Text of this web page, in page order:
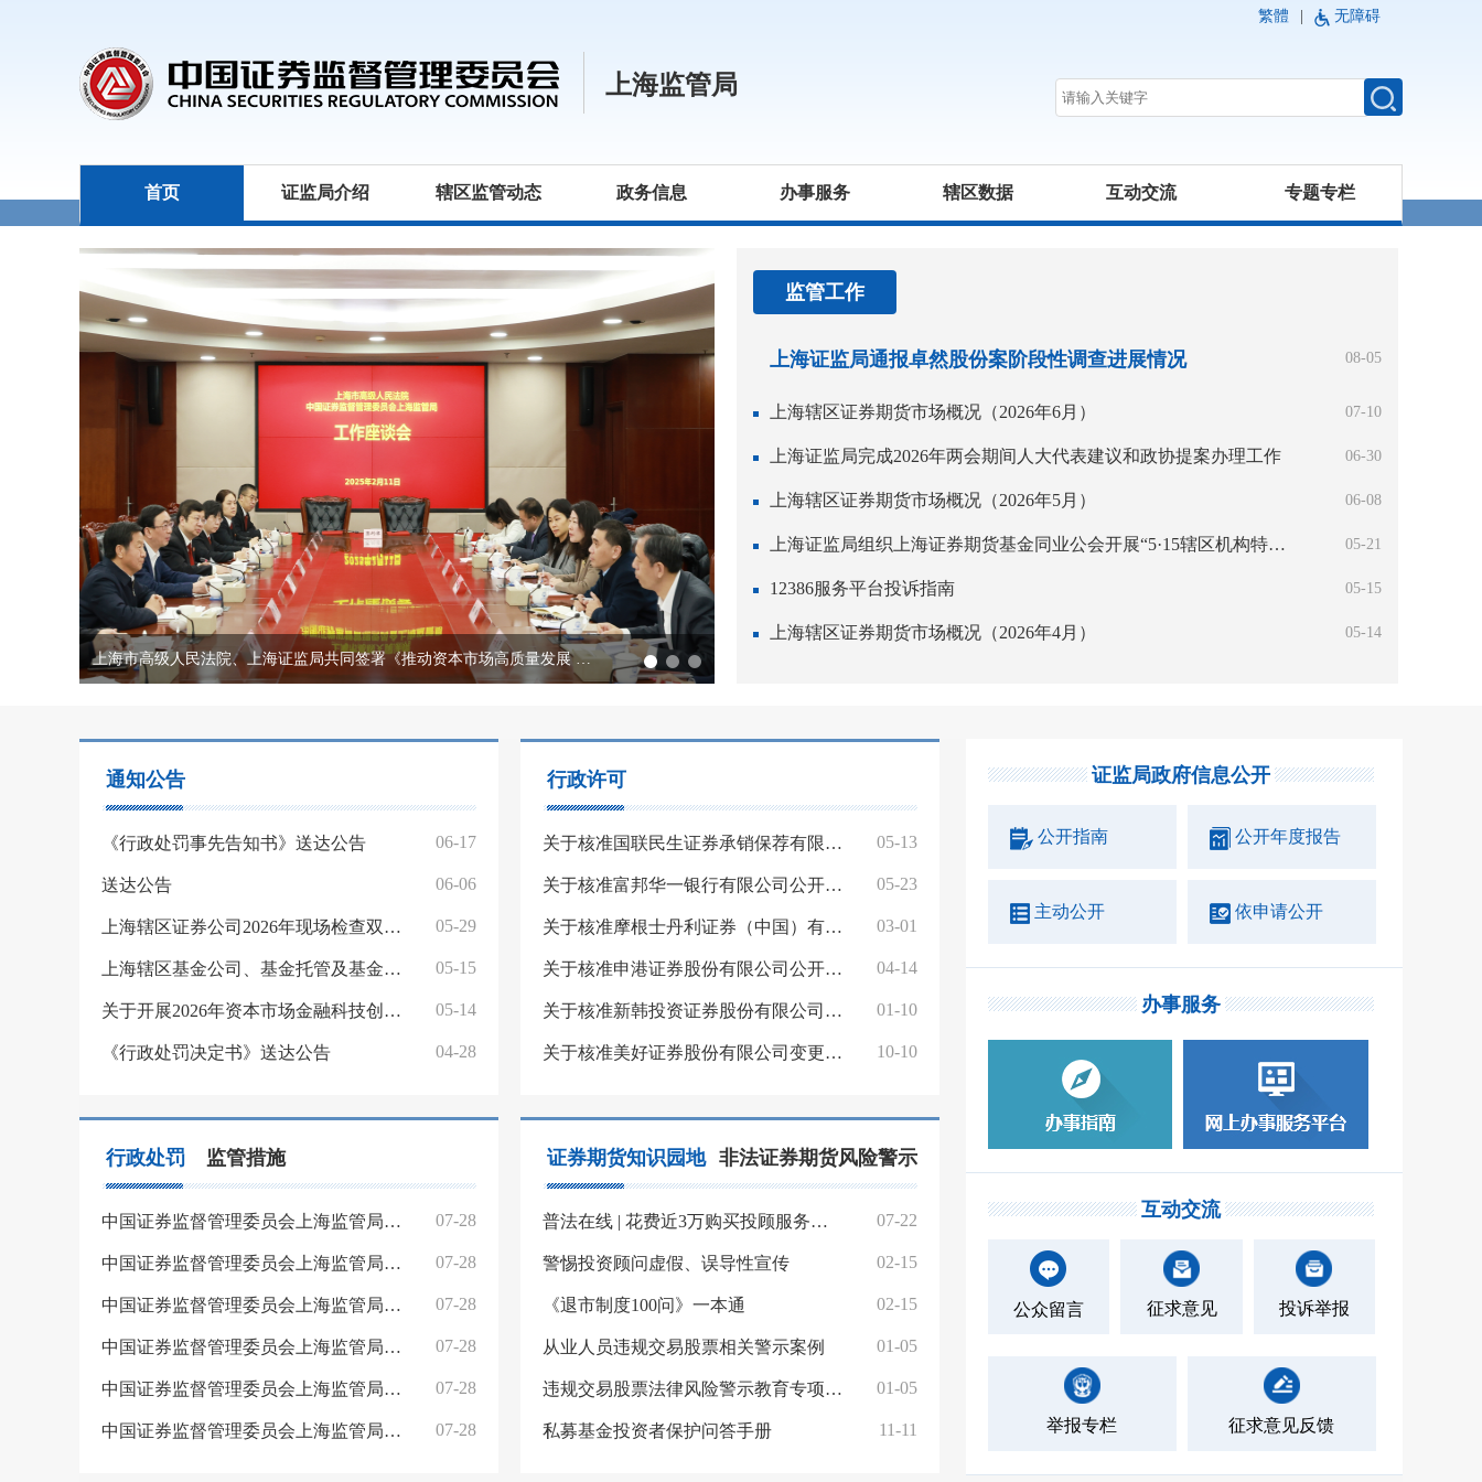
繁體 无障碍
上海监管局
首页 证监局介绍 辖区监管动态 政务信息 办事服务 辖区数据 互动交流 专题专栏
上海市高级人民法院、上海证监局共同签署《推动资本市场高质量发展 助力上海国际金融中心建设合作备忘录》
监管工作
上海证监局通报卓然股份案阶段性调查进展情况 08-05
上海辖区证券期货市场概况（2026年6月） 07-10
上海证监局完成2026年两会期间人大代表建议和政协提案办理工作 06-30
上海辖区证券期货市场概况（2026年5月） 06-08
上海证监局组织上海证券期货基金同业公会开展“5·15辖区机构特色投教作品集中展示”活动 05-21
12386服务平台投诉指南 05-15
上海辖区证券期货市场概况（2026年4月） 05-14
通知公告
《行政处罚事先告知书》送达公告 06-17
送达公告 06-06
上海辖区证券公司2026年现场检查双随机抽取结果公示 05-29
上海辖区基金公司、基金托管及基金服务等机构2026年现场检查双随机抽取结果公示 05-15
关于开展2026年资本市场金融科技创新试点（上海）“数据要素×资本市场”专项试点 项目征集遴选工作的通知 05-14
《行政处罚决定书》送达公告 04-28
行政许可
关于核准国联民生证券承销保荐有限公司减少业务的批复 05-13
关于核准富邦华一银行有限公司公开募集证券投资基金销售业务资格的批复 05-23
关于核准摩根士丹利证券（中国）有限公司变更业务范围的批复 03-01
关于核准申港证券股份有限公司公开募集证券投资基金销售业务资格的批复 04-14
关于核准新韩投资证券股份有限公司变更上海代表处名称的批复 01-10
关于核准美好证券股份有限公司变更上海代表处名称的批复 10-10
行政处罚 监管措施
中国证券监督管理委员会上海监管局行政处罚决定书 沪〔2026〕24号 07-28
中国证券监督管理委员会上海监管局行政处罚决定书 沪〔2026〕23号 07-28
中国证券监督管理委员会上海监管局行政处罚决定书 沪〔2026〕22号 07-28
中国证券监督管理委员会上海监管局行政处罚决定书 沪〔2026〕21号 07-28
中国证券监督管理委员会上海监管局行政处罚决定书 沪〔2026〕20号 07-28
中国证券监督管理委员会上海监管局行政处罚决定书 沪〔2026〕19号 07-28
证券期货知识园地 非法证券期货风险警示
普法在线 | 花费近3万购买投顾服务，炒股亏损近20万，服务费能退吗？ 07-22
警惕投资顾问虚假、误导性宣传 02-15
《退市制度100问》一本通 02-15
从业人员违规交易股票相关警示案例 01-05
违规交易股票法律风险警示教育专项活动投资者违规交易股票相关警示案例 01-05
私募基金投资者保护问答手册 11-11
证监局政府信息公开
公开指南 公开年度报告
主动公开 依申请公开
办事服务
互动交流
公众留言 征求意见 投诉举报
举报专栏 征求意见反馈